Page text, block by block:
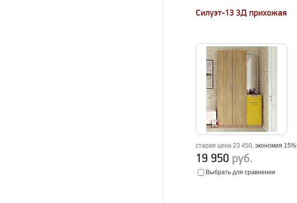
Силуэт-13 3Д прихожая
старая цена 23 450,экономия 15%
19 950 руб.
Выбрать для сравнения